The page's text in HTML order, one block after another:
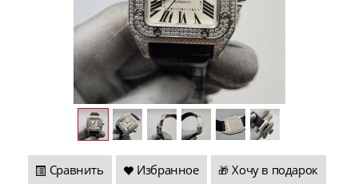
Сравнить Избранное 🎁 Хочу в подарок